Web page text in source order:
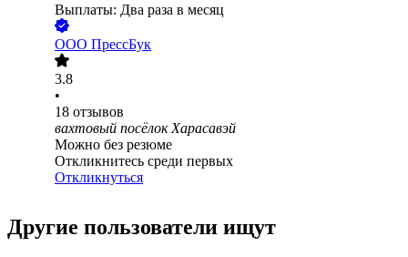
Выплаты: Два раза в месяц
ООО ПрессБук
3.8
•
18 отзывов
вахтовый посёлок Харасавэй
Можно без резюме
Откликнитесь среди первых
Откликнуться
Другие пользователи ищут